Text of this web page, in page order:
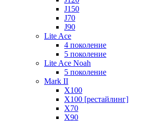
J150
J70
J90
Lite Ace
4 поколение
5 поколение
Lite Ace Noah
5 поколение
Mark II
X100
X100 [рестайлинг]
X70
X90